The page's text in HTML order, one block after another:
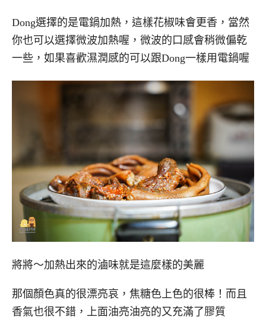
Dong選擇的是電鍋加熱，這樣花椒味會更香，當然
你也可以選擇微波加熱喔，微波的口感會稍微偏乾
一些，如果喜歡濕潤感的可以跟Dong一樣用電鍋喔
將將～加熱出來的滷味就是這麼樣的美麗
那個顏色真的很漂亮哀，焦糖色上色的很棒！而且
香氣也很不錯，上面油亮油亮的又充滿了膠質